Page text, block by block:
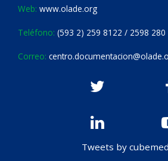
Web: www.olade.org
Teléfono: (593 2) 259 8122 / 2598 280
Correo:
Tweets by